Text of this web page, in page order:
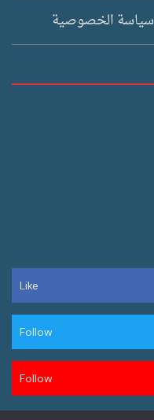
سياسة الخصوصية
Like
Follow
Follow